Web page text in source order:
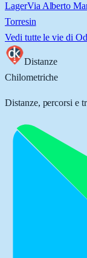
LagerVia Alberto
Torresin
Vedi tutte le vie di
Distanze
Chilometriche
Distanze, percorsi e